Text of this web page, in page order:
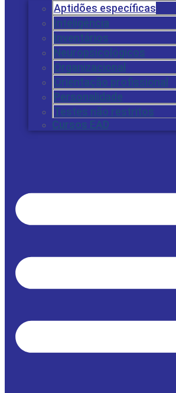
Aptidões específicas
Inteligência
Inventários
Neuropsicológicos
Organizacional
Orientação profissional
Personalidade
Testes não restritos
Cursos EAD